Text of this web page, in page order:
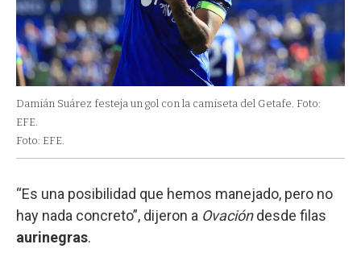
Damián Suárez festeja un gol con la camiseta del Getafe. Foto:
EFE.
Foto: EFE.
“Es una posibilidad que hemos manejado, pero no
hay nada concreto”, dijeron a Ovacióndesde filas
aurinegras.